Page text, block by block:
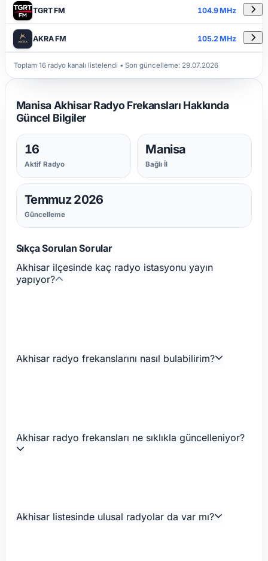
TGRT FM 104.9 MHz
AKRA FM 105.2 MHz
Toplam 16 radyo kanalı listelendi • Son güncelleme: 29.07.2026
Manisa Akhisar Radyo Frekansları Hakkında
Güncel Bilgiler
16
Aktif Radyo
Manisa
Bağlı İl
Temmuz 2026
Güncelleme
Sıkça Sorulan Sorular
Akhisar ilçesinde kaç radyo istasyonu yayın
yapıyor?
Akhisar radyo frekanslarını nasıl bulabilirim?
Akhisar radyo frekansları ne sıklıkla güncelleniyor?
Akhisar listesinde ulusal radyolar da var mı?